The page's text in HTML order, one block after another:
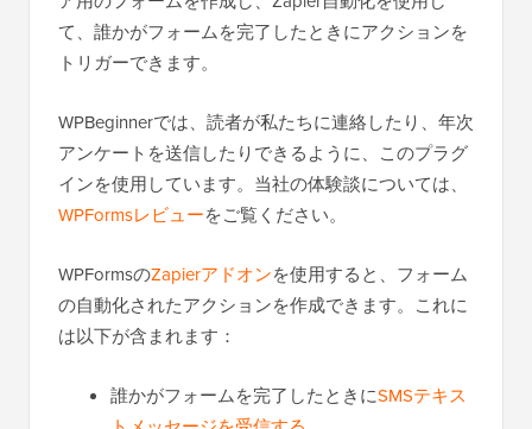
て、誰かがフォームを完了したときにアクションを
トリガーできます。
WPBeginnerでは、読者が私たちに連絡したり、年次
アンケートを送信したりできるように、このプラグ
インを使用しています。当社の体験談については、
WPFormsレビューをご覧ください。
WPFormsのZapierアドオンを使用すると、フォーム
の自動化されたアクションを作成できます。これに
は以下が含まれます：
誰かがフォームを完了したときにSMSテキス